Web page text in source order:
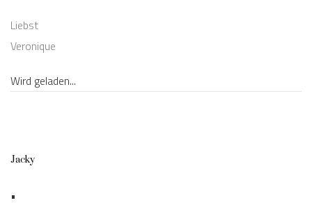
Liebst
Veronique
Wird geladen...
Jacky
•